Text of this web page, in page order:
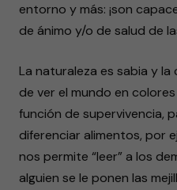
entorno y más: ¡son
de ánimo y/o de salud de
La naturaleza es sabia y
de ver el mundo en
función de supervivencia,
diferenciar alimentos, por
nos permite “leer” a los
alguien se le ponen las